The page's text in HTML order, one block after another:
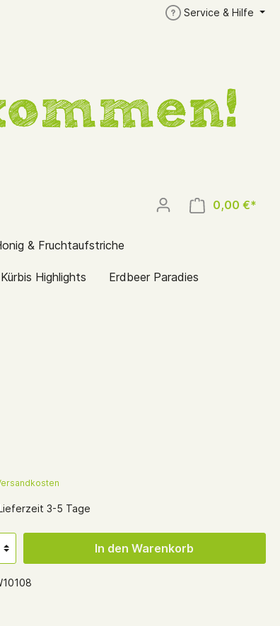
Service & Hilfe
0,00 €*
& Fruchtaufstriche
Kürbis Highlights Erdbeer Paradies
3-5 Tage
In den Warenkorb